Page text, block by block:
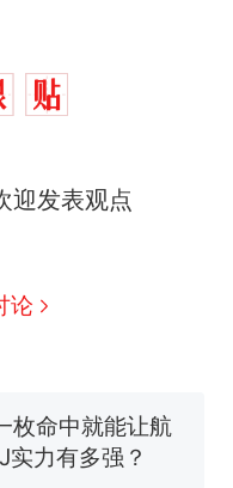
迎发表观点
论
名的考试，成绩
平么？
着反而更省电？
聘物理教师，笔
淘汰？教育局：